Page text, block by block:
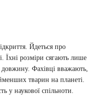
Йдеться про
Їхні розміри сягають лише
Фахівці вважають,
тварин на планеті.
у наукової спільноти.